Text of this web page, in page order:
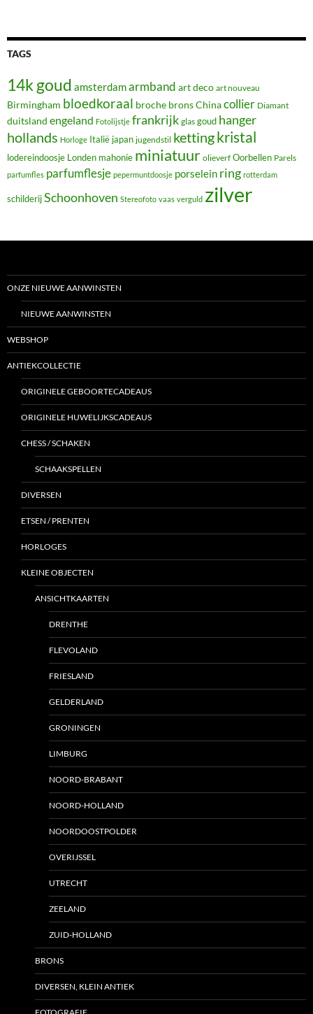
TAGS
14k goud amsterdamarmband art deco art nouveau
Birmingham bloedkoraal broche bronsChinacollier Diamant
duitsland engeland Fotolijstje frankrijk glas goud hanger
hollands Horloge Italië japan jugendstil kettingkristal
lodereindoosje Londen mahonie miniatuur olieverf Oorbellen Parels
parfumfles parfumflesje pepermuntdoosje porselein ring rotterdam
schilderijSchoonhoven Stereofoto vaas verguld zilver
ONZE NIEUWE AANWINSTEN
NIEUWE AANWINSTEN
WEBSHOP
ANTIEKCOLLECTIE
ORIGINELE GEBOORTECADEAUS
ORIGINELE HUWELIJKSCADEAUS
CHESS / SCHAKEN
SCHAAKSPELLEN
DIVERSEN
ETSEN / PRENTEN
HORLOGES
KLEINE OBJECTEN
ANSICHTKAARTEN
DRENTHE
FLEVOLAND
FRIESLAND
GELDERLAND
GRONINGEN
LIMBURG
NOORD-BRABANT
NOORD-HOLLAND
NOORDOOSTPOLDER
OVERIJSSEL
UTRECHT
ZEELAND
ZUID-HOLLAND
BRONS
DIVERSEN, KLEIN ANTIEK